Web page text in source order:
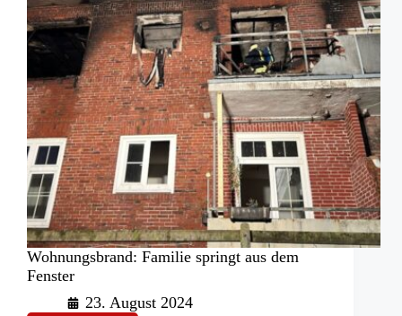
Wohnungsbrand: Familie springt aus dem
Fenster
23. August 2024